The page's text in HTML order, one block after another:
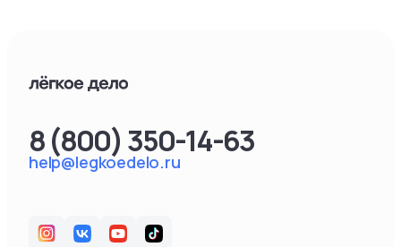
help@legkoedelo.ru
8 (800) 350-14-63